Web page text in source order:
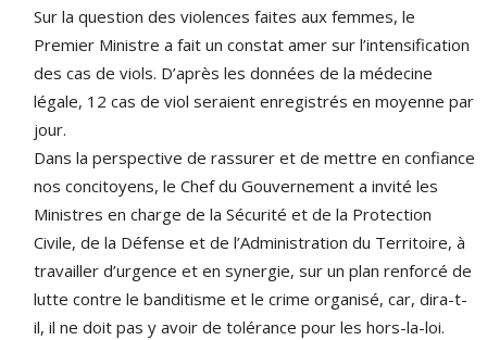
Sur la question des violences faites aux femmes, le
Premier Ministre a fait un constat amer sur l’intensification
des cas de viols. D’après les données de la médecine
légale, 12 cas de viol seraient enregistrés en moyenne par
jour.
Dans la perspective de rassurer et de mettre en confiance
nos concitoyens, le Chef du Gouvernement a invité les
Ministres en charge de la Sécurité et de la Protection
Civile, de la Défense et de l’Administration du Territoire, à
travailler d’urgence et en synergie, sur un plan renforcé de
lutte contre le banditisme et le crime organisé, car, dira-t-
il, il ne doit pas y avoir de tolérance pour les hors-la-loi.